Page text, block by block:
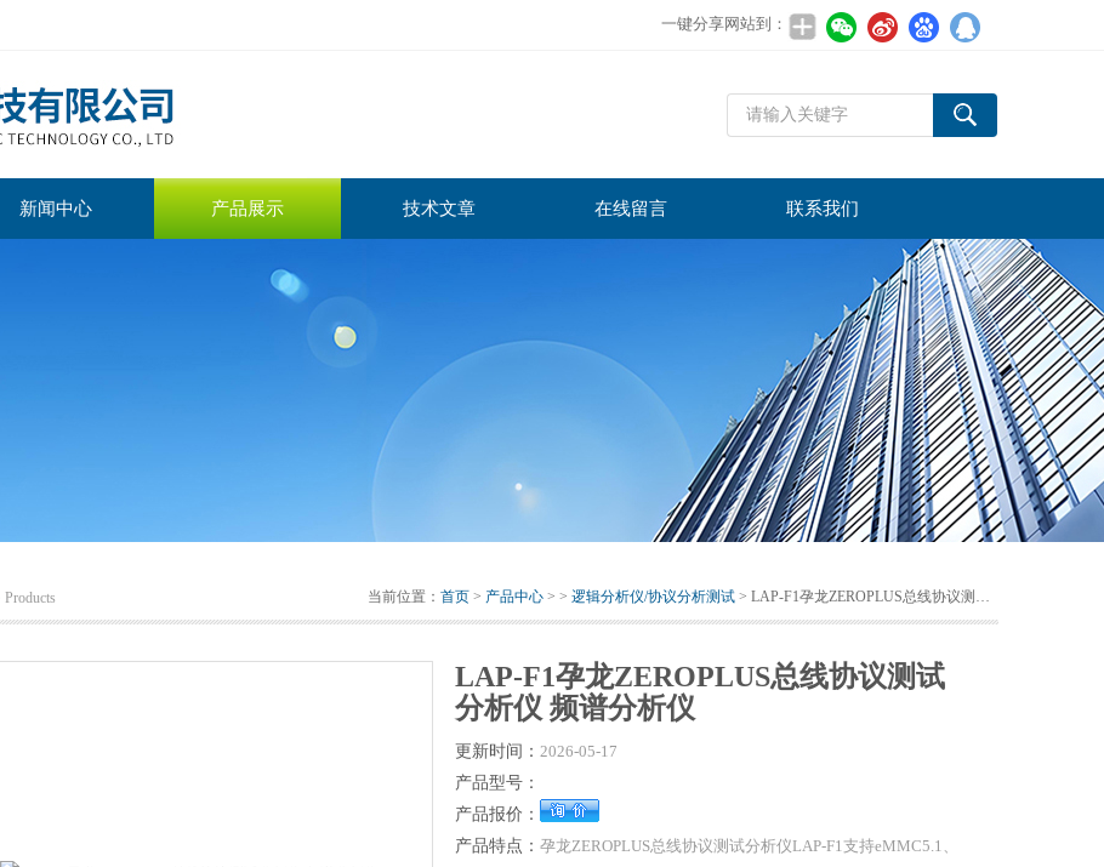
一键分享网站到：
新闻中心 产品展示 技术文章 在线留言 联系我们
Products 当前位置： 首页 > 产品中心 > > 逻辑分析仪/协议分析测试 > LAP-F1孕龙ZEROPLUS总线协议测试分析仪 频谱分析仪
LAP-F1孕龙ZEROPLUS总线协议测试
分析仪 频谱分析仪
更新时间： 2026-05-17
产品型号：
产品报价：
产品特点： 孕龙ZEROPLUS总线协议测试分析仪LAP-F1支持eMMC5.1、